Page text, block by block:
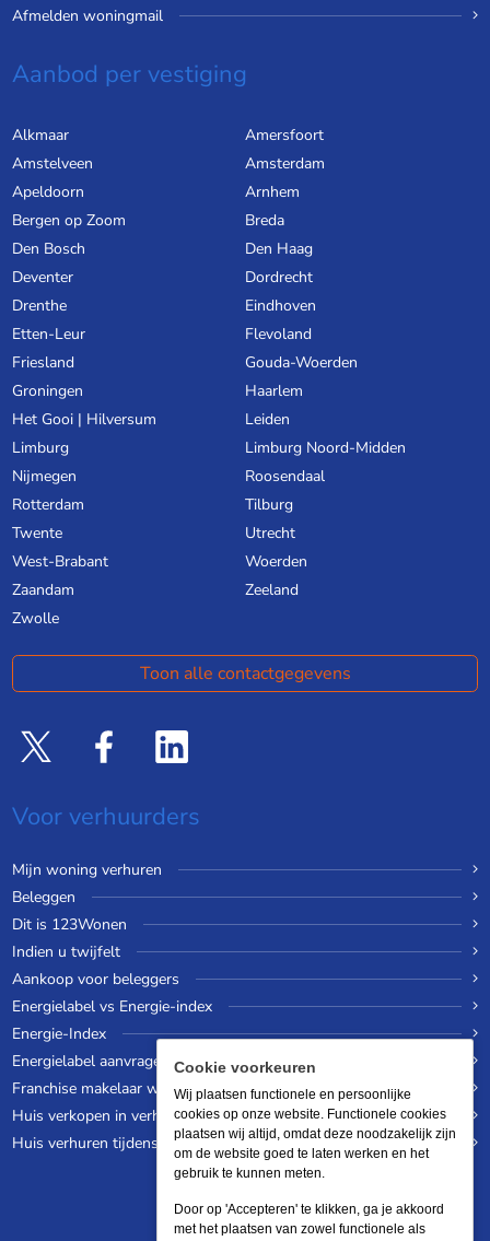
Afmelden woningmail
Aanbod per vestiging
Alkmaar
Amersfoort
Amstelveen
Amsterdam
Apeldoorn
Arnhem
Bergen op Zoom
Breda
Den Bosch
Den Haag
Deventer
Dordrecht
Drenthe
Eindhoven
Etten-Leur
Flevoland
Friesland
Gouda-Woerden
Groningen
Haarlem
Het Gooi | Hilversum
Leiden
Limburg
Limburg Noord-Midden
Nijmegen
Roosendaal
Rotterdam
Tilburg
Twente
Utrecht
West-Brabant
Woerden
Zaandam
Zeeland
Zwolle
Toon alle contactgegevens
Voor verhuurders
Mijn woning verhuren
Beleggen
Dit is 123Wonen
Indien u twijfelt
Aankoop voor beleggers
Energielabel vs Energie-index
Energie-Index
Energielabel aanvragen
Franchise makelaar worden
Huis verkopen in verhuurde staat
Huis verhuren tijdens een wereldreis
Cookie voorkeuren
Wij plaatsen functionele en persoonlijke
cookies op onze website. Functionele cookies
plaatsen wij altijd, omdat deze noodzakelijk zijn
om de website goed te laten werken en het
gebruik te kunnen meten.
Door op 'Accepteren' te klikken, ga je akkoord
met het plaatsen van zowel functionele als